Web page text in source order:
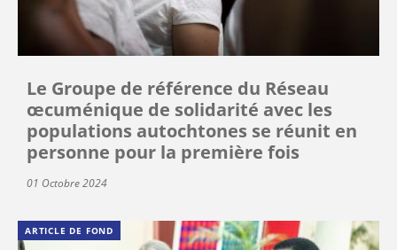
Le Groupe de référence du Réseau
œcuménique de solidarité avec les
populations autochtones se réunit en
personne pour la première fois
01 Octobre 2024
ARTICLE DE FOND